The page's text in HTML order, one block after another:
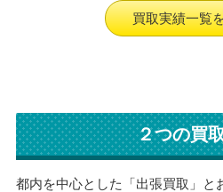
買取実績一覧
２つの買
都内を中心とした「出張買取」と